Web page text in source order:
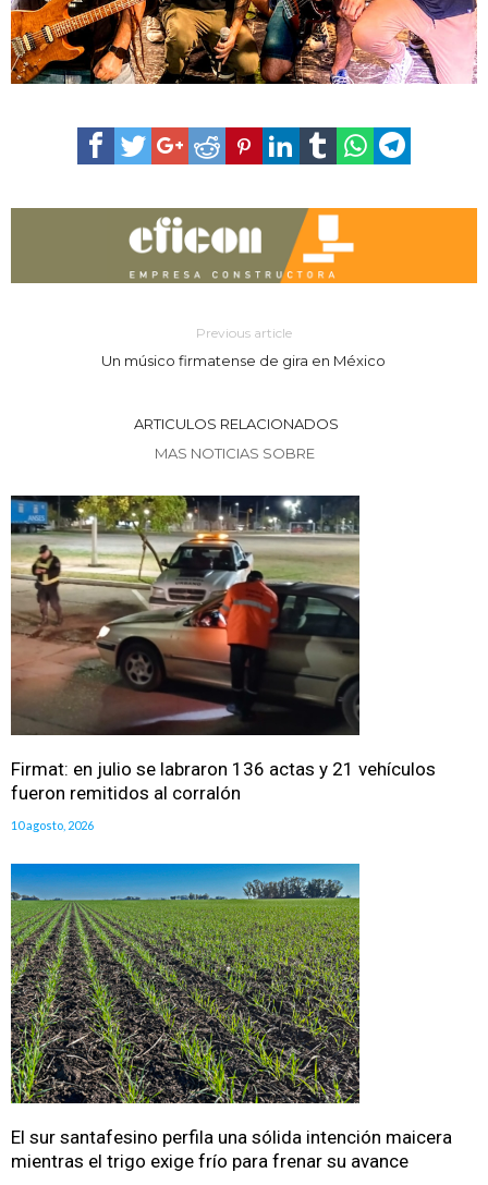
Previous article
Un músico firmatense de gira en México
ARTICULOS RELACIONADOS
MAS NOTICIAS SOBRE
Firmat: en julio se labraron 136 actas y 21 vehículos
fueron remitidos al corralón
10 agosto, 2026
El sur santafesino perfila una sólida intención maicera
mientras el trigo exige frío para frenar su avance